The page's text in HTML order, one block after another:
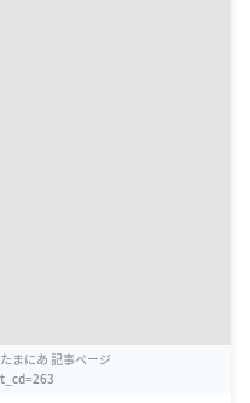
まにあ 記事ページ